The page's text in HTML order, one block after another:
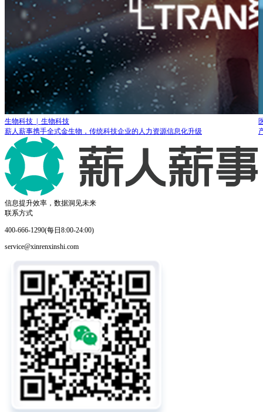
生物科技 | 生物科技
薪人薪事携手全式金生物，传统科技企业的人力资源信息化升级
信息提升效率，数据洞见未来
联系方式
400-666-1290(每日8:00-24:00)
service@xinrenxinshi.com